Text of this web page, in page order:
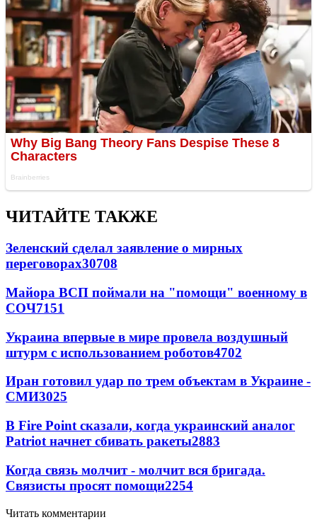
ЧИТАЙТЕ ТАКЖЕ
Зеленский сделал заявление о мирных
переговорах30708
Майора ВСП поймали на "помощи" военному в
СОЧ7151
Украина впервые в мире провела воздушный
штурм с использованием роботов4702
Иран готовил удар по трем объектам в Украине -
СМИ3025
В Fire Point сказали, когда украинский аналог
Patriot начнет сбивать ракеты2883
Когда связь молчит - молчит вся бригада.
Связисты просят помощи2254
Читать комментарии